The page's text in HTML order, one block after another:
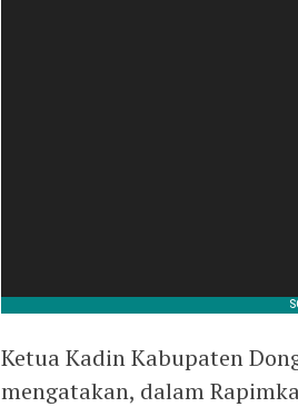
Ketua Kadin Kabupaten
mengatakan, dalam